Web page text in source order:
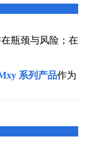
瓶颈与风险；在
系列产品作为